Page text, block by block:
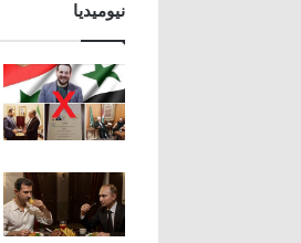
نيوميديا